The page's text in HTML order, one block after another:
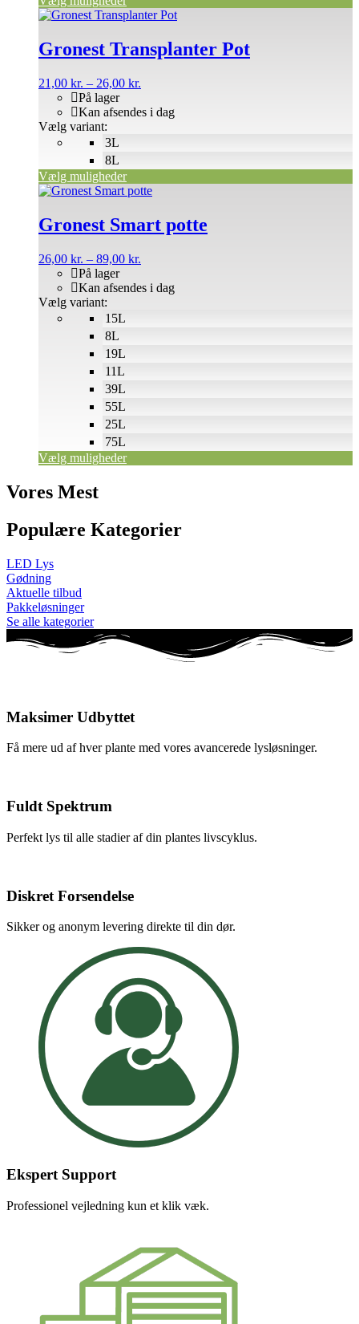
Gronest Transplanter Pot
21,00 kr. – 26,00 kr.
til
På lager
Kan afsendes i dag
Vælg variant:
Vælg muligheder
Dette
har
flere
Mulighederne
vælges
på
varesiden
3L
8L
Gronest Smart potte
26,00 kr. – 89,00 kr.
til
På lager
Kan afsendes i dag
Vælg variant:
Vælg muligheder
Dette
har
flere
Mulighederne
vælges
på
varesiden
15L
8L
19L
11L
39L
55L
25L
75L
Vores Mest
Populære Kategorier
LED Lys
Gødning
Aktuelle tilbud
Pakkeløsninger
Se alle kategorier
Maksimer Udbyttet
Få mere ud af hver plante med vores avancerede lysløsninger.
Fuldt Spektrum
Perfekt lys til alle stadier af din plantes livscyklus.
Diskret Forsendelse
Sikker og anonym levering direkte til din dør.
Ekspert Support
Professionel vejledning kun et klik væk.